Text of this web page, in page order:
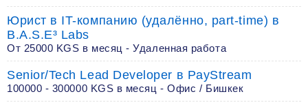
Юрист в IT-компанию (удалённо, part-time) в
B.A.S.E³ Labs
От 25000 KGS в месяц - Удаленная работа
Senior/Tech Lead Developer в PayStream
100000 - 300000 KGS в месяц - Офис / Бишкек